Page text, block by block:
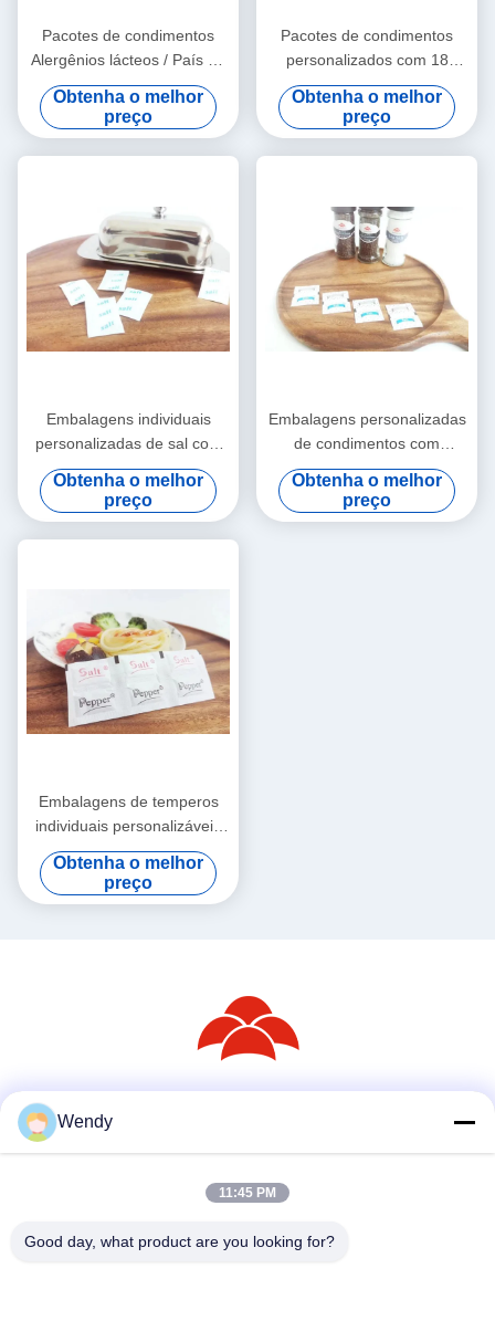
Pacotes de condimentos
Alergênios lácteos / País de
origem Opções de
personalização
Obtenha o melhor
preço
Pacotes de condimentos
personalizados com 18
meses de vida útil e
personalizáveis
Obtenha o melhor
preço
Embalagens individuais
personalizadas de sal com
18 meses de validade / Mais
Obtenha o melhor
preço
Embalagens personalizadas
de condimentos com
alérgenos lácteos / pimenta
preta
Obtenha o melhor
preço
Embalagens de temperos
individuais personalizáveis
com temperos de sal
Obtenha o melhor
preço
Wendy
11:45 PM
Good day, what product are you looking for?